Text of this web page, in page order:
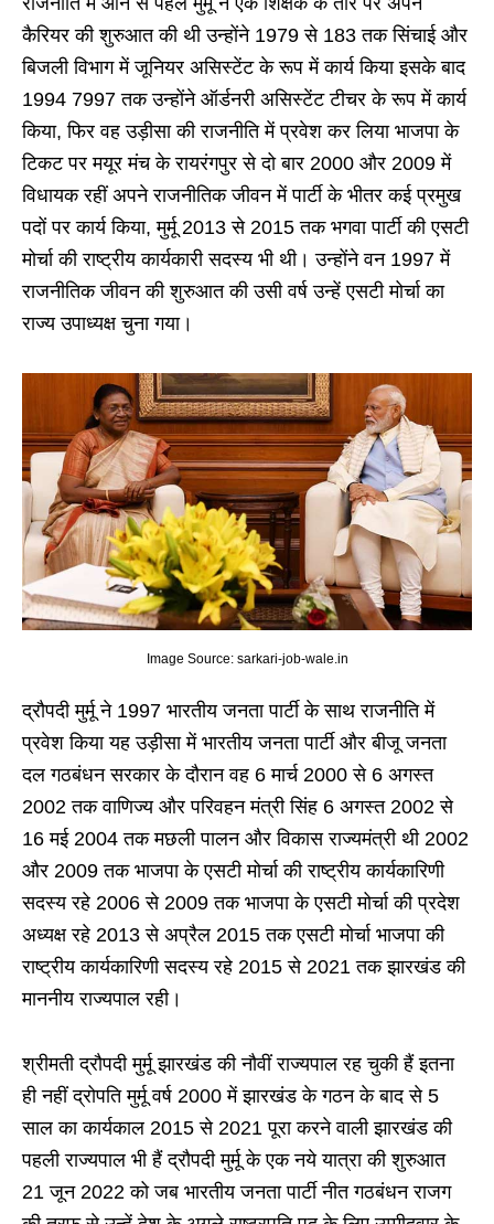
कैरियर की शुरुआत की थी उन्होंने 1979 से 183 तक सिंचाई और
बिजली विभाग में जूनियर असिस्टेंट के रूप में कार्य किया इसके बाद
1994 7997 तक उन्होंने ऑर्डनरी असिस्टेंट टीचर के रूप में कार्य
किया, फिर वह उड़ीसा की राजनीति में प्रवेश कर लिया भाजपा के
टिकट पर मयूर मंच के रायरंगपुर से दो बार 2000 और 2009 में
विधायक रहीं अपने राजनीतिक जीवन में पार्टी के भीतर कई प्रमुख
पदों पर कार्य किया, मुर्मू 2013 से 2015 तक भगवा पार्टी की एसटी
मोर्चा की राष्ट्रीय कार्यकारी सदस्य भी थी। उन्होंने वन 1997 में
राजनीतिक जीवन की शुरुआत की उसी वर्ष उन्हें एसटी मोर्चा का
राज्य उपाध्यक्ष चुना गया।
Image Source: sarkari-job-wale.in
द्रौपदी मुर्मू ने 1997 भारतीय जनता पार्टी के साथ राजनीति में
प्रवेश किया यह उड़ीसा में भारतीय जनता पार्टी और बीजू जनता
दल गठबंधन सरकार के दौरान वह 6 मार्च 2000 से 6 अगस्त
2002 तक वाणिज्य और परिवहन मंत्री सिंह 6 अगस्त 2002 से
16 मई 2004 तक मछली पालन और विकास राज्यमंत्री थी 2002
और 2009 तक भाजपा के एसटी मोर्चा की राष्ट्रीय कार्यकारिणी
सदस्य रहे 2006 से 2009 तक भाजपा के एसटी मोर्चा की प्रदेश
अध्यक्ष रहे 2013 से अप्रैल 2015 तक एसटी मोर्चा भाजपा की
राष्ट्रीय कार्यकारिणी सदस्य रहे 2015 से 2021 तक झारखंड की
माननीय राज्यपाल रही।
श्रीमती द्रौपदी मुर्मू झारखंड की नौवीं राज्यपाल रह चुकी हैं इतना
ही नहीं द्रोपति मुर्मू वर्ष 2000 में झारखंड के गठन के बाद से 5
साल का कार्यकाल 2015 से 2021 पूरा करने वाली झारखंड की
पहली राज्यपाल भी हैं द्रौपदी मुर्मू के एक नये यात्रा की शुरुआत
21 जून 2022 को जब भारतीय जनता पार्टी नीत गठबंधन राजग